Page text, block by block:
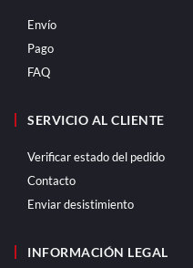
Envío
Pago
FAQ
SERVICIO AL CLIENTE
Verificar estado del pedido
Contacto
Enviar desistimiento
INFORMACIÓN LEGAL